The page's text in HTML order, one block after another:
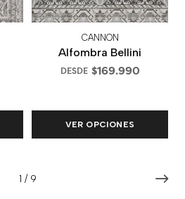
1 / 9
CANNON
Alfombra Bellini
DESDE $169.990
VER OPCIONES